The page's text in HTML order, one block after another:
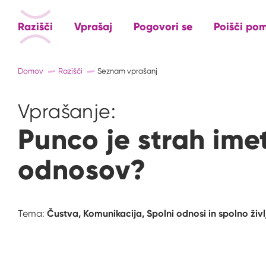
Razišči Vprašaj Pogovori se Poišči
Domov Razišči Seznam vprašanj
Vprašanje:
Punco je strah
odnosov?
Tema: Čustva, Komunikacija, Spolni odnosi in spolno